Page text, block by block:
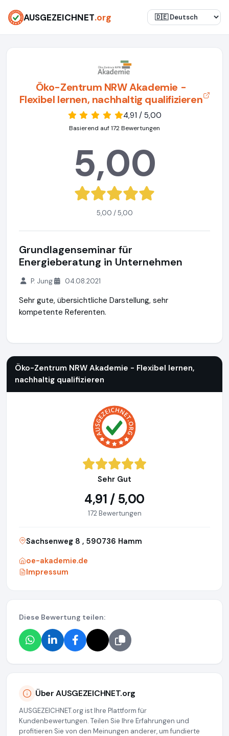
AUSGEZEICHNET.org
Öko-Zentrum NRW Akademie -
Flexibel lernen, nachhaltig qualifizieren
4,91 / 5,00
Basierend auf 172 Bewertungen
5,00
5,00 / 5,00
Grundlagenseminar für
Energieberatung in Unternehmen
P. Jung 04.08.2021
Sehr gute, übersichtliche Darstellung, sehr
kompetente Referenten.
Öko-Zentrum NRW Akademie - Flexibel lernen,
nachhaltig qualifizieren
Sehr Gut
4,91 / 5,00
172 Bewertungen
Sachsenweg 8 , 590736 Hamm
oe-akademie.de
Impressum
Diese Bewertung teilen:
Über AUSGEZEICHNET.org
AUSGEZEICHNET.org ist Ihre Plattform für
Kundenbewertungen. Teilen Sie Ihre Erfahrungen und
profitieren Sie von den Meinungen anderer, um fundierte